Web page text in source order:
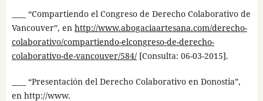
____ “Compartiendo el Congreso de Derecho Colaborativo de
Vancouver”, en http://www.abogaciaartesana.com/derecho-
colaborativo/compartiendo-elcongreso-de-derecho-
colaborativo-de-vancouver/584/[Consulta: 06-03-2015].
____ “Presentación del Derecho Colaborativo en Donostia”,
en http://www.